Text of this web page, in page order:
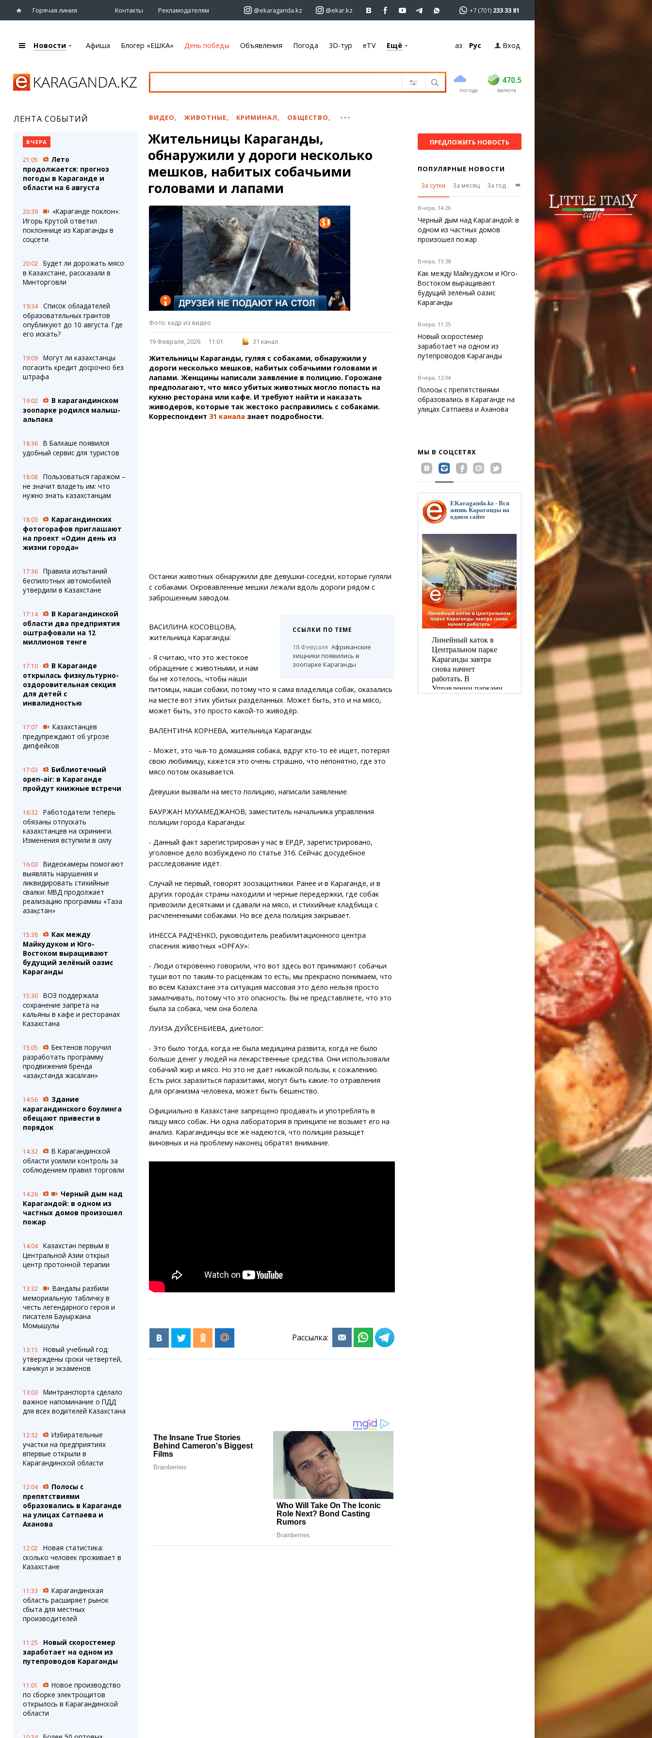
Горячая линия Контакты Рекламодателям @ekaraganda.kz @ekar.kz +7 (701) 233 33 81
Караганды
eTV
Рассылка новостей
Персоны
Интервью
Афиша
Театры
Спорт
Выставки
Цирк и зоопарк
Объявления
Автомобили
Услуги
Электроника
Мебель
Лента блогера
Штрихи
Фотокомиксы
Коллаж недели
Карты
Web-камеры
Пробки
Карта Караганды
Организации
Мой участковый
Перекрытие дорог
Погода
Караганда
Темиртау
Балхаш
Жезказган
Медиа
Фото
Видео
3D-тур
Timelapse
Переводчик
Справочник
Расписание транспорта
Автобусные остановки
Каталог компаний
Купить шины, легко!
Новости Афиша Блогер «ЕШКА» День победы Объявления Погода 3D-тур eTV Ещё Қаз Рус Вход
погода
470.5
USD 469 470.5
EUR валюта
ЛЕНТА СОБЫТИЙ
ВЧЕРА
21:05
Лето
продолжается: прогноз
погоды в Караганде и
области на 6 августа
20:39
«Караганде поклон»:
Игорь Крутой ответил
поклоннице из Караганды в
соцсети
20:02
Будет ли дорожать мясо
в Казахстане, рассказали в
Минторговли
19:34
Список обладателей
образовательных грантов
опубликуют до 10 августа. Где
его искать?
19:09
Могут ли казахстанцы
погасить кредит досрочно без
штрафа
19:02
В карагандинском
зоопарке родился малыш-
альпака
18:36
В Балхаше появился
удобный сервис для туристов
18:08
Пользоваться гаражом –
не значит владеть им: что
нужно знать казахстанцам
18:03
Карагандинских
фотогорафов приглашают
на проект «Один день из
жизни города»
17:36
Правила испытаний
беспилотных автомобилей
утвердили в Казахстане
17:14
В Карагандинской
области два предприятия
оштрафовали на 12
миллионов тенге
17:10
В Караганде
открылась физкультурно-
оздоровительная секция
для детей с
инвалидностью
17:07
Казахстанцев
предупреждают об угрозе
дипфейков
17:03
Библиотечный
open-air: в Караганде
пройдут книжные встречи
16:32
Работодатели теперь
обязаны отпускать
казахстанцев на скрининги.
Изменения вступили в силу
16:03
Видеокамеры помогают
выявлять нарушения и
ликвидировать стихийные
свалки: МВД продолжает
реализацию программы «Таза
Қазақстан»
15:38
Как между
Майкудуком и Юго-
Востоком выращивают
будущий зелёный оазис
Караганды
15:30
ВОЗ поддержала
сохранение запрета на
кальяны в кафе и ресторанах
Казахстана
15:05
Бектенов поручил
разработать программу
продвижения бренда
«Қазақстанда жасалған»
14:56
Здание
карагандинского боулинга
обещают привести в
порядок
14:32
В Карагандинской
области усилили контроль за
соблюдением правил торговли
14:26
Черный дым над
Карагандой: в одном из
частных домов произошел
пожар
14:04
Казахстан первым в
Центральной Азии открыл
центр протонной терапии
13:32
Вандалы разбили
мемориальную табличку в
честь легендарного героя и
писателя Бауыржана
Момышулы
13:15
Новый учебный год:
утверждены сроки четвертей,
каникул и экзаменов
13:03
Минтранспорта сделало
важное напоминание о ПДД
для всех водителей Казахстана
12:32
Избирательные
участки на предприятиях
впервые открыли в
Карагандинской области
12:04
Полосы с
препятствиями
образовались в Караганде
на улицах Сатпаева и
Аханова
12:02
Новая статистика:
сколько человек проживает в
Казахстане
11:33
Карагандинская
область расширяет рынок
сбыта для местных
производителей
11:25
Новый скоростемер
заработает на одном из
путепроводов Караганды
11:01
Новое производство
по сборке электрощитов
открылось в Карагандинской
области
ВИДЕО, ЖИВОТНЫЕ, КРИМИНАЛ, ОБЩЕСТВО,
Жительницы Караганды,
обнаружили у дороги несколько
мешков, набитых собачьими
головами и лапами
Фото: кадр из видео
19 Февраля, 2026 11:01 31 канал
Жительницы Караганды, гуляя с собаками, обнаружили у
дороги несколько мешков, набитых собачьими головами и
лапами. Женщины написали заявление в полицию. Горожане
предполагают, что мясо убитых животных могло попасть на
кухню ресторана или кафе. И требуют найти и наказать
живодеров, которые так жестоко расправились с собаками.
Корреспондент 31 канала знает подробности.
Останки животных обнаружили две девушки-соседки, которые гуляли
с собаками. Окровавленные мешки лежали вдоль дороги рядом с
заброшенным заводом.
ССЫЛКИ ПО ТЕМЕ
18 Февраля Африканские
хищники появились в
зоопарке Караганды
ВАСИЛИНА КОСОВЦОВА,
жительница Караганды:
- Я считаю, что это жестокое
обращение с животными, и нам
бы не хотелось, чтобы наши
питомцы, наши собаки, потому что я сама владелица собак, оказались
на месте вот этих убитых разделанных. Может быть, это и на мясо,
может быть, это просто какой-то живодёр.
ВАЛЕНТИНА КОРНЕВА, жительница Караганды:
- Может, это чья-то домашняя собака, вдруг кто-то её ищет, потерял
свою любимицу, кажется это очень страшно, что непонятно, где это
мясо потом оказывается.
Девушки вызвали на место полицию, написали заявление.
БАУРЖАН МУХАМЕДЖАНОВ, заместитель начальника управления
полиции города Караганды:
- Данный факт зарегистрирован у нас в ЕРДР, зарегистрировано,
уголовное дело возбуждено по статье 316. Сейчас досудебное
расследование идёт.
Случай не первый, говорят зоозащитники. Ранее и в Караганде, и в
других городах страны находили и черные передержки, где собак
привозили десятками и сдавали на мясо, и стихийные кладбища с
расчлененными собаками. Но все дела полиция закрывает.
ИНЕССА РАДЧЕНКО, руководитель реабилитационного центра
спасения животных «ҚОРҒАУ»:
- Люди откровенно говорили, что вот здесь вот принимают собачьи
туши вот по таким-то расценкам то есть, мы прекрасно понимаем, что
во всём Казахстане эта ситуация массовая это дело нельзя просто
замалчивать, потому что это опасность. Вы не представляете, что это
была за собака, чем она болела.
ЛУИЗА ДУЙСЕНБИЕВА, диетолог:
- Это было тогда, когда не была медицина развита, когда не было
больше денег у людей на лекарственные средства. Они использовали
собачий жир и мясо. Но это не даёт никакой пользы, к сожалению.
Есть риск заразиться паразитами, могут быть какие-то отравления
для организма человека, может быть бешенство.
Официально в Казахстане запрещено продавать и употреблять в
пищу мясо собак. Ни одна лаборатория в принципе не возьмет его на
анализ. Карагандинцы все же надеются, что полиция разыщет
виновных и на проблему наконец обратят внимание.
Рассылка:
ПРЕДЛОЖИТЬ НОВОСТЬ
ПОПУЛЯРНЫЕ НОВОСТИ
За сутки
За месяц За год ∞
Вчера, 14:26
Черный дым над Карагандой: в
одном из частных домов
произошел пожар
Вчера, 15:38
Как между Майкудуком и Юго-
Востоком выращивают
будущий зелёный оазис
Караганды
Вчера, 11:25
Новый скоростемер
заработает на одном из
путепроводов Караганды
Вчера, 12:04
Полосы с препятствиями
образовались в Караганде на
улицах Сатпаева и Аханова
МЫ В СОЦСЕТЯХ
EKaraganda.kz - Вся
жизнь Караганды на
одном сайте